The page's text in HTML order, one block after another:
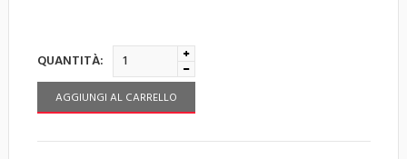
QUANTITÀ:
AGGIUNGI AL CARRELLO